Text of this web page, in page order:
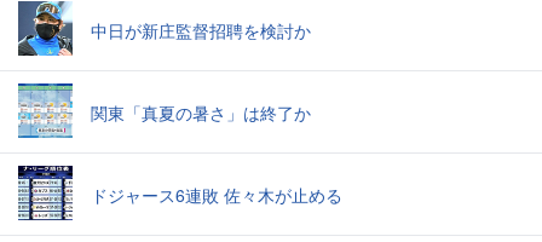
中日が新庄監督招聘を検討か
関東「真夏の暑さ」は終了か
ドジャース6連敗 佐々木が止める